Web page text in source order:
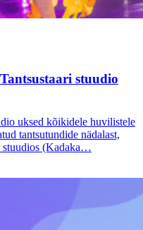
stuudio
uksed kõikidele huvilistele
tantsutundide nädalast,
stuudios (Kadaka…